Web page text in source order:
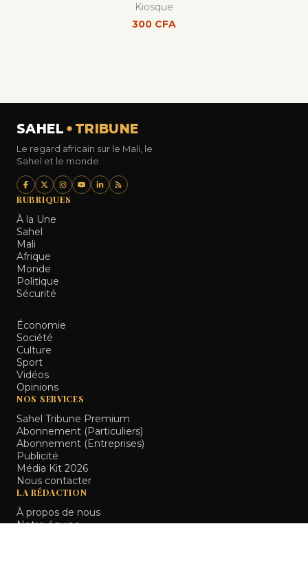
Kiosque
300 CFA
SAHEL TRIBUNE
Le regard africain sur le Mali, le
Sahel et le monde.
RUBRIQUES
À la Une
Sahel
Mali
Afrique
Monde
Politique
Sécurité
Économie
Société
Culture
Sport
Vidéos
Opinions
NOS SERVICES
Sahel Tribune Premium
Abonnement (Particuliers)
Abonnement (Entreprises)
Publicité
Média Kit 2026
Nous contacter
LA RÉDACTION
À propos de nous
Notre équipe